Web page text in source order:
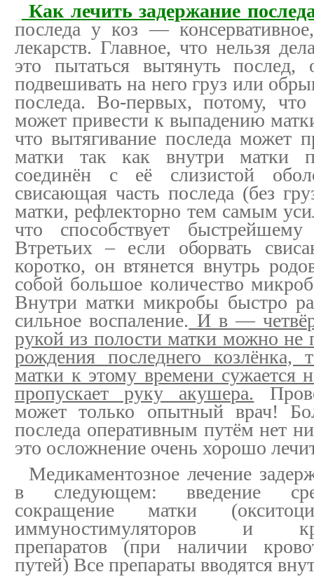
Как лечить задержание
последа у коз —
лекарств. Главное, что нельзя
это пытаться вытянуть послед,
подвешивать на него груз или
последа. Во-первых, потому, что
может привести к выпадению
что вытягивание последа может
матки так как внутри матки
соединён с её слизистой
свисающая часть последа (без
матки, рефлекторно тем самым
что способствует
Втретьих – если оборвать
коротко, он втянется внутрь
собой большое количество
Внутри матки микробы быстро
сильное воспаление. И в —
рукой из полости матки можно не
рождения последнего
матки к этому времени сужается
пропускает руку акушера.
может только опытный врач!
последа оперативным путём нет
это осложнение очень хорошо
Медикаментозное лечение
в следующем: введение
сокращение матки
иммуностимуляторов и
препаратов (при наличии
путей) Все препараты вводятся